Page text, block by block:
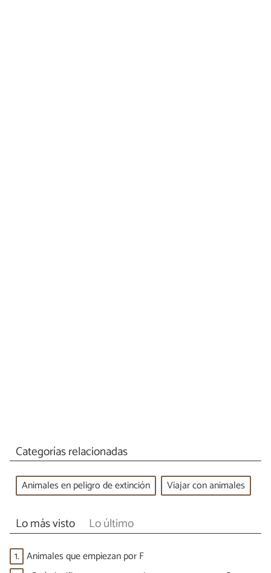
Categorías relacionadas
Animales en peligro de extinción Viajar con animales
Lo más visto Lo último
1. Animales que empiezan por F